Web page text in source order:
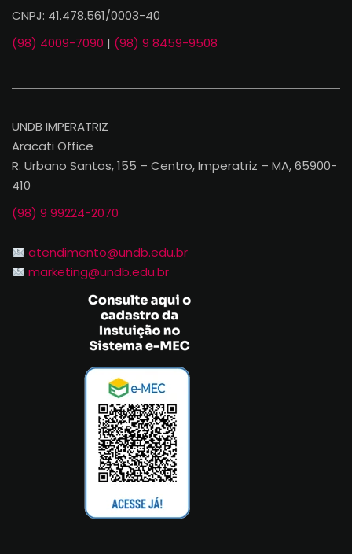
CNPJ: 41.478.561/0003-40
(98) 4009-7090 | (98) 9 8459-9508
UNDB IMPERATRIZ
Aracati Office
R. Urbano Santos, 155 – Centro, Imperatriz – MA, 65900-
410
(98) 9 99224-2070
atendimento@undb.edu.br
marketing@undb.edu.br